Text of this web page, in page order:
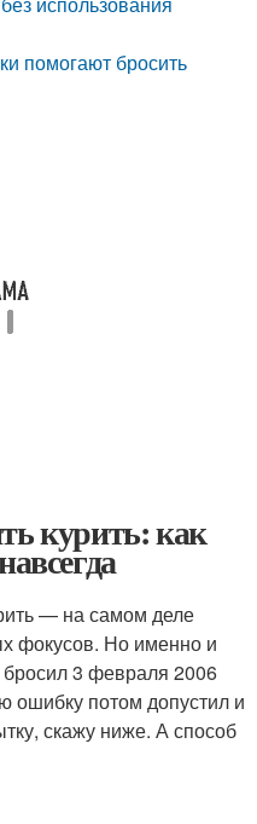
помогают бросить
курить: как
— на самом деле
фокусов. Но именно и
бросил 3 февраля 2006
ошибку потом допустил и
скажу ниже. А способ